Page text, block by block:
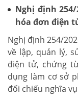
Nghị định
hóa đơn điện
Nghị định 254/
về lập, quản lý,
điện tử, chứng
dụng làm cơ sở
đối chiếu nghĩa